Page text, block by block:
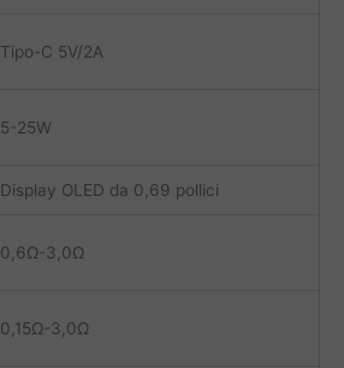
Tipo-C 5V/2A
5-25W
Display OLED da 0,69 pollici
0,6Ω-3,0Ω
0,15Ω-3,0Ω